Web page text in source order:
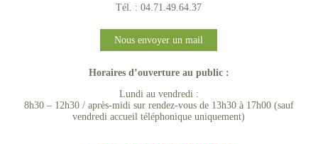
Tél. : 04.71.49.64.37
Nous envoyer un mail
Horaires d’ouverture au public :
Lundi au vendredi :
8h30 – 12h30 / après-midi sur rendez-vous de 13h30 à 17h00 (sauf
vendredi accueil téléphonique uniquement)